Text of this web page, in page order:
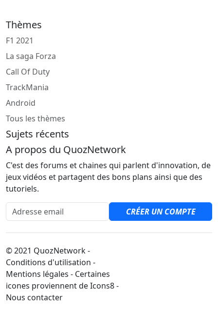
Thèmes
F1 2021
La saga Forza
Call Of Duty
TrackMania
Android
Tous les thèmes
Sujets récents
A propos du QuozNetwork
C'est des forums et chaines qui parlent d'innovation, de
jeux vidéos et partagent des bons plans ainsi que des
tutoriels.
Adresse email
CRÉER UN COMPTE
© 2021 QuozNetwork -
Conditions d'utilisation -
Mentions légales - Certaines
icones proviennent de Icons8 -
Nous contacter